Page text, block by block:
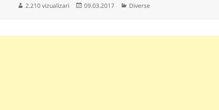
2.210 vizualizari
Publicat
09.03.2017 Categorii
Diverse